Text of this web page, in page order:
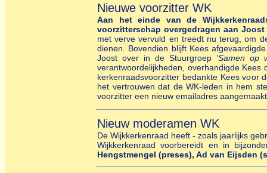
Nieuwe voorzitter WK
Aan het einde van de
voorzitterschap overgedragen aan
met verve vervuld en treedt nu terug, om
dienen. Bovendien blijft Kees
Joost over in de Stuurgroep 'Samen op
verantwoordelijkheden, overhandigde
kerkenraadsvoorzitter bedankte Kees voor
het vertrouwen dat de WK-leden in hem
voorzitter een nieuw emailadres
Nieuw moderamen WK
De Wijkkerkenraad heeft - zoals jaarlijks
Wijkkerkenraad voorbereidt en in
Hengstmengel (preses), Ad van Eijsden